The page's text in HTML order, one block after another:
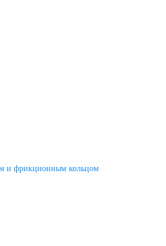
и фрикционным кольцом